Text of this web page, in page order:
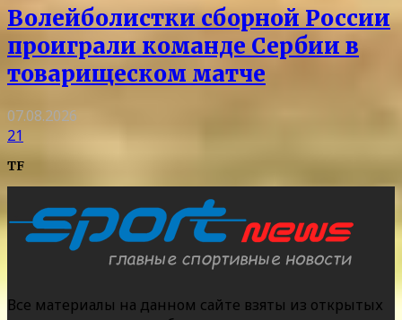
Волейболистки сборной России
проиграли команде Сербии в
товарищеском матче
07.08.2026
21
TF
Все материалы на данном сайте взяты из открытых